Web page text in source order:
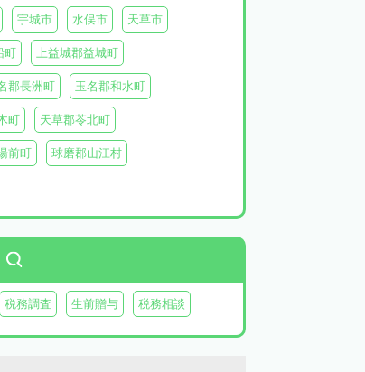
宇城市 水俣市 天草市
町 上益城郡益城町
郡長洲町 玉名郡和水町
町 天草郡苓北町
前町 球磨郡山江村
税務調査 生前贈与 税務相談